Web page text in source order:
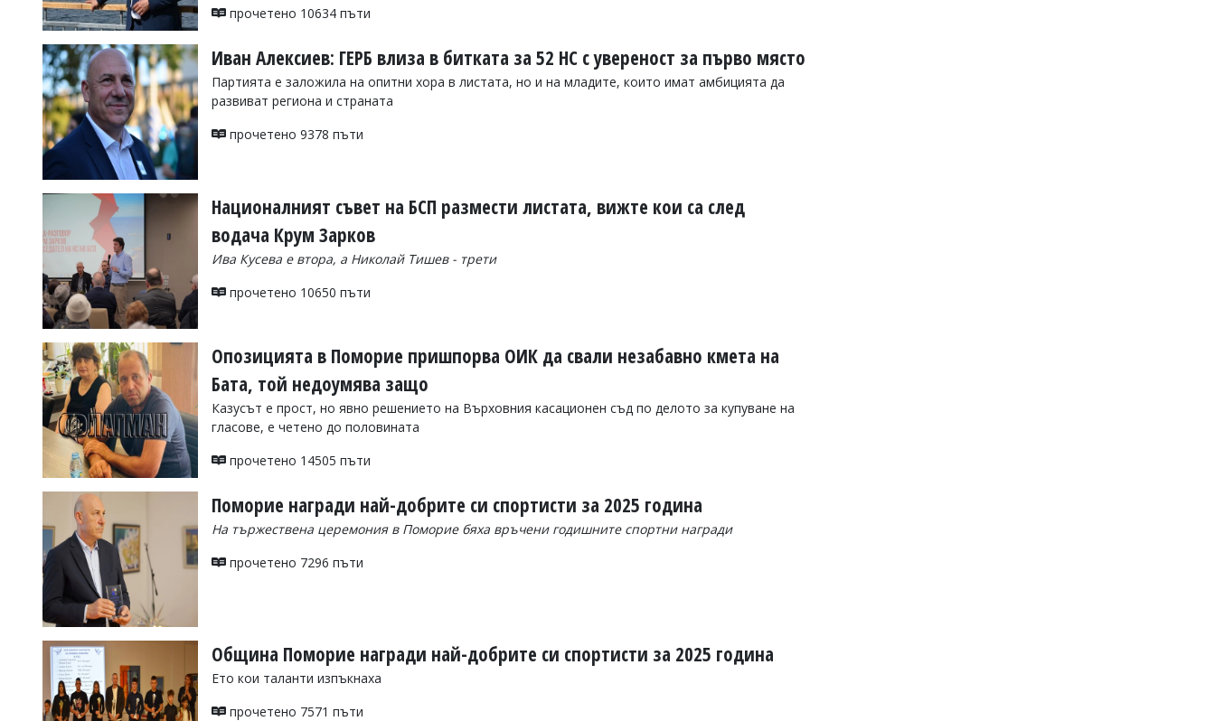
откриете
обиден
коментар,
сигнализирайте
прочетено 10634 пъти
Иван Алексиев: ГЕРБ влиза в битката за 52 НС с увереност за първо място
Партията е заложила на опитни хора в листата, но и на младите, които имат амбицията да
развиват региона и страната
прочетено 9378 пъти
Националният съвет на БСП размести листата, вижте кои са след
водача Крум Зарков
Ива Кусева е втора, а Николай Тишев - трети
прочетено 10650 пъти
Опозицията в Поморие пришпорва ОИК да свали незабавно кмета на
Бата, той недоумява защо
Казусът е прост, но явно решението на Върховния касационен съд по делото за купуване на
гласове, е четено до половината
прочетено 14505 пъти
Поморие награди най-добрите си спортисти за 2025 година
На тържествена церемония в Поморие бяха връчени годишните спортни награди
прочетено 7296 пъти
Община Поморие награди най-добрите си спортисти за 2025 година
Ето кои таланти изпъкнаха
прочетено 7571 пъти